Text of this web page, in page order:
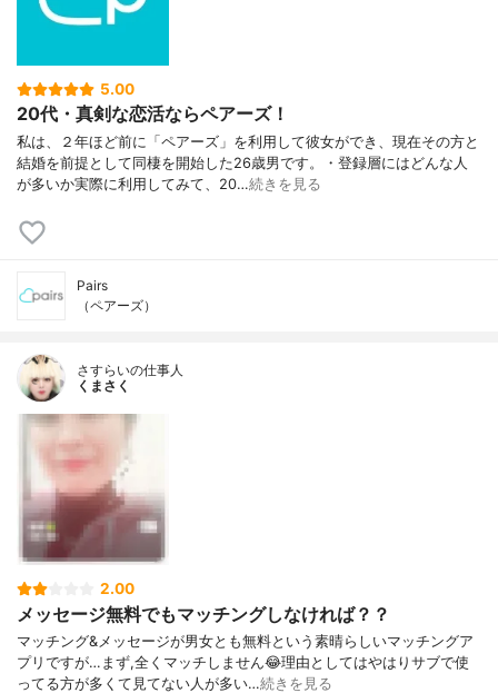
5.00
20代・真剣な恋活ならペアーズ！
私は、２年ほど前に「ペアーズ」を利用して彼女ができ、現在その方と
結婚を前提として同棲を開始した26歳男です。・登録層にはどんな人
が多いか実際に利用してみて、20…続きを見る
Pairs
（ペアーズ）
さすらいの仕事人
くまさく
2.00
メッセージ無料でもマッチングしなければ？？
マッチング&メッセージが男女とも無料という素晴らしいマッチングア
プリですが…まず,全くマッチしません😂理由としてはやはりサブで使
ってる方が多くて見てない人が多い…続きを見る